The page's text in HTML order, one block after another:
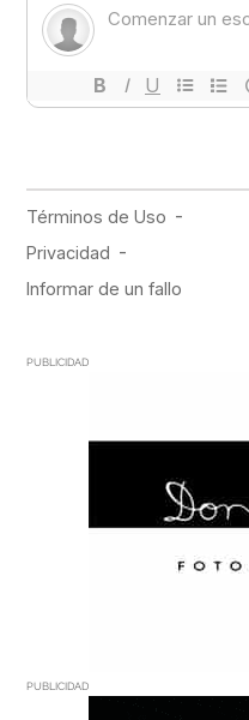
PUBLICIDAD
PUBLICIDAD